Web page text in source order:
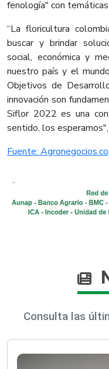
fenología" con
“La floricultura
buscar y brindar
social, económica y
nuestro país y el
Objetivos de
innovación son
Siflor 2022 es una
sentido, los
Fuente: Agronegocios.co​
Consulta las